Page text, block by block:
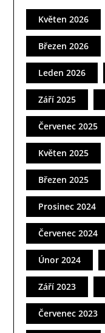
Květen 2026
Březen 2026
Leden 2026
Září 2025
Červenec 2025
Květen 2025
Březen 2025
Prosinec 2024
Červenec 2024
Únor 2024
Září 2023
Červenec 2023